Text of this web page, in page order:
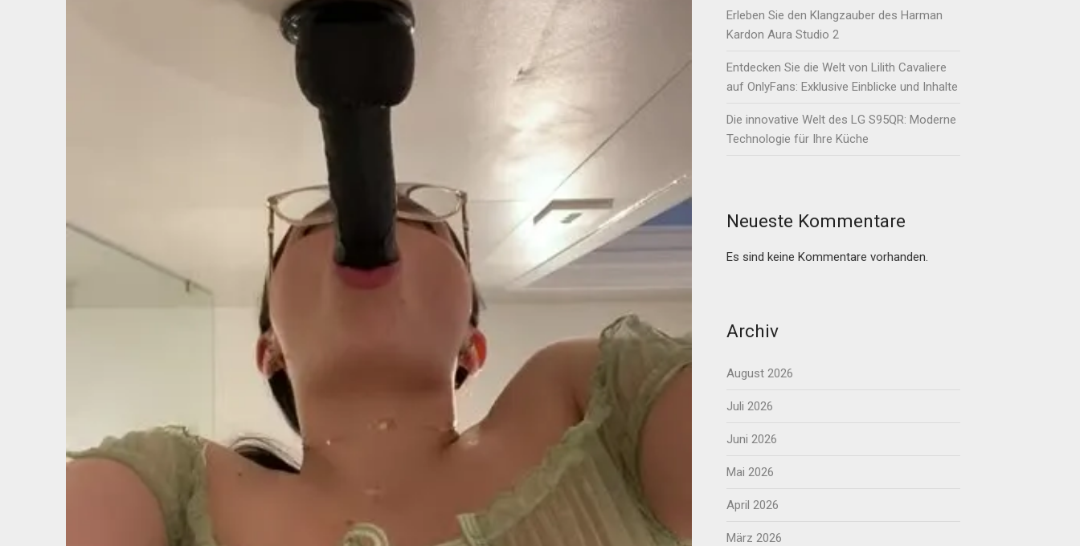
Erleben Sie den Klangzauber des Harman
Kardon Aura Studio 2
Entdecken Sie die Welt von Lilith Cavaliere
auf OnlyFans: Exklusive Einblicke und Inhalte
Die innovative Welt des LG S95QR: Moderne
Technologie für Ihre Küche
Neueste Kommentare
Es sind keine Kommentare vorhanden.
Archiv
August 2026
Juli 2026
Juni 2026
Mai 2026
April 2026
März 2026